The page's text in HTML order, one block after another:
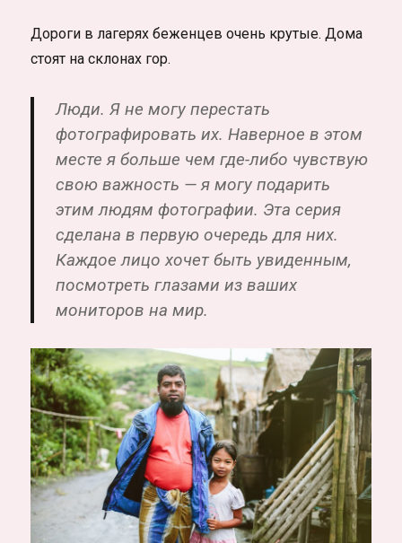
Дороги в лагерях беженцев очень крутые. Дома
стоят на склонах гор.
Люди. Я не могу перестать
фотографировать их. Наверное в этом
месте я больше чем где-либо чувствую
свою важность — я могу подарить
этим людям фотографии. Эта серия
сделана в первую очередь для них.
Каждое лицо хочет быть увиденным,
посмотреть глазами из ваших
мониторов на мир.